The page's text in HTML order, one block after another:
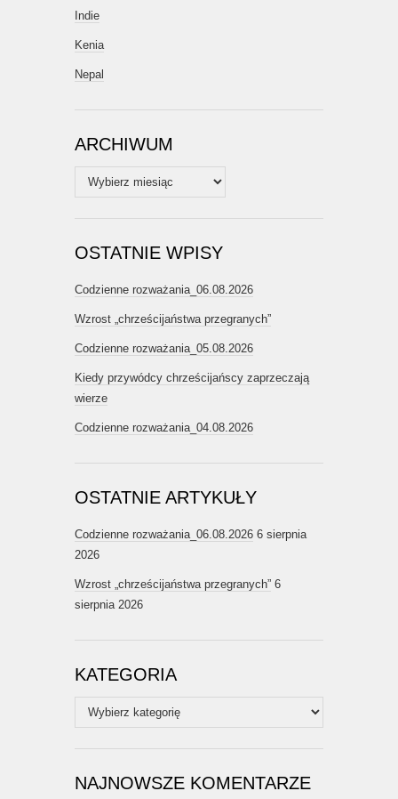
Indie
Kenia
Nepal
ARCHIWUM
Archiwum
OSTATNIE WPISY
Codzienne rozważania_06.08.2026
Wzrost „chrześcijaństwa przegranych”
Codzienne rozważania_05.08.2026
Kiedy przywódcy chrześcijańscy zaprzeczają
wierze
Codzienne rozważania_04.08.2026
OSTATNIE ARTYKUŁY
Codzienne rozważania_06.08.2026 6 sierpnia
2026
Wzrost „chrześcijaństwa przegranych” 6
sierpnia 2026
KATEGORIA
Kategoria
NAJNOWSZE KOMENTARZE